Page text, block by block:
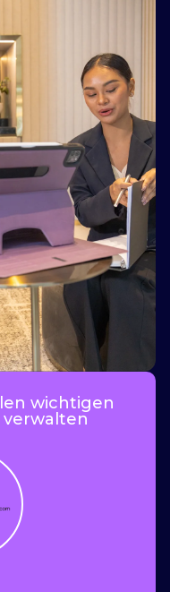
wichtigen
verwalten